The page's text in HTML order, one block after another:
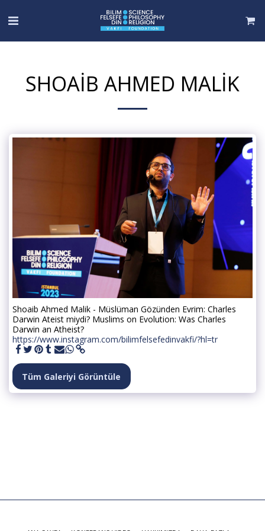
SHOAIB AHMED MALIK
Shoaib Ahmed Malik - Müslüman Gözünden Evrim: Charles
Darwin Ateist miydi? Muslims on Evolution: Was Charles
Darwin an Atheist?
https://www.instagram.com/bilimfelsefedinvakfi/?hl=tr
Tüm Galeriyi Görüntüle